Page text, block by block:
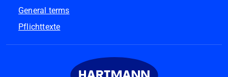
General terms
Pflichttexte